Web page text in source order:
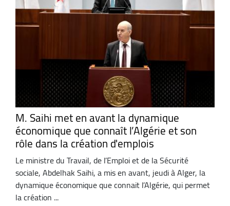
M. Saihi met en avant la dynamique
économique que connaît l’Algérie et son
rôle dans la création d'emplois
Le ministre du Travail, de l’Emploi et de la Sécurité
sociale, Abdelhak Saihi, a mis en avant, jeudi à Alger, la
dynamique économique que connait l’Algérie, qui permet
la création ...